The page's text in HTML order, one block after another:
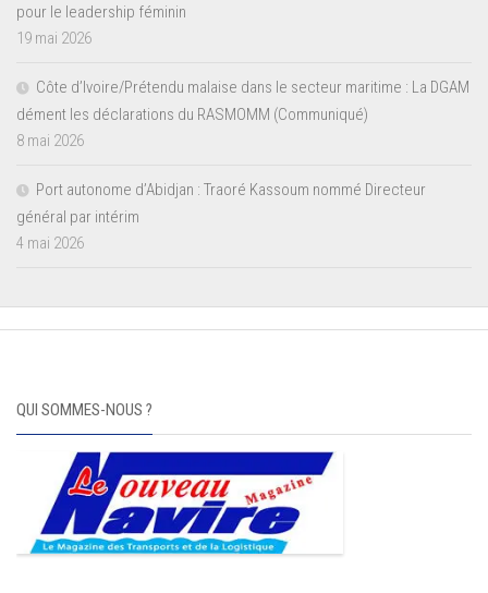
pour le leadership féminin
19 mai 2026
Côte d’Ivoire/Prétendu malaise dans le secteur maritime : La DGAM
dément les déclarations du RASMOMM (Communiqué)
8 mai 2026
Port autonome d’Abidjan : Traoré Kassoum nommé Directeur
général par intérim
4 mai 2026
QUI SOMMES-NOUS ?